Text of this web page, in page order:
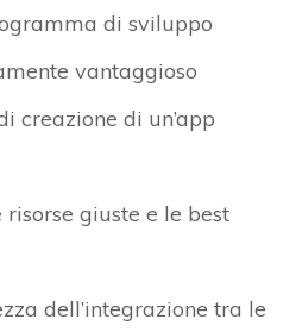
di sviluppo
vantaggioso
creazione di un’app
giuste e le best
dell’integrazione tra le